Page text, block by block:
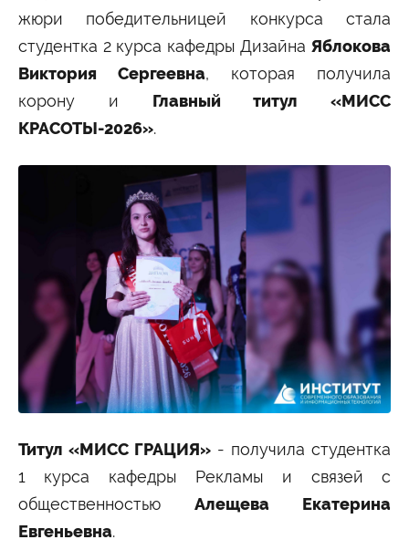
жюри победительницей конкурса стала
студентка 2 курса кафедры Дизайна Яблокова
Виктория Сергеевна, которая получила
корону и Главный титул «МИСС
КРАСОТЫ-2026».
Титул «МИСС ГРАЦИЯ» - получила студентка
1 курса кафедры Рекламы и связей с
общественностью Алещева Екатерина
Евгеньевна.